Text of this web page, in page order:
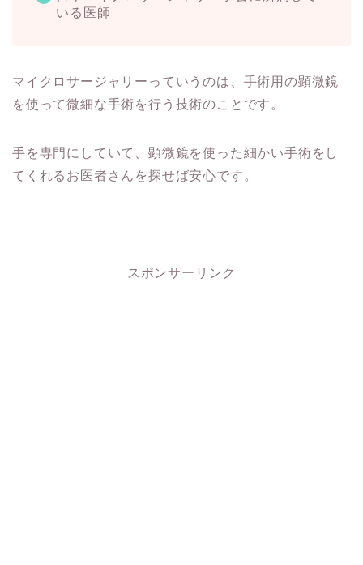
いる医師
マイクロサージャリーっていうのは、手術用の顕微鏡
を使って微細な手術を行う技術のことです。
手を専門にしていて、顕微鏡を使った細かい手術をし
てくれるお医者さんを探せば安心です。
スポンサーリンク